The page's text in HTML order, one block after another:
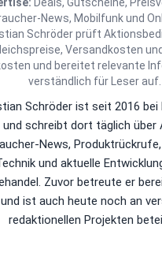
News, Mobilfunk und
Schröder prüft
Versandkosten
und bereitet relevante
verständlich für Leser auf.
Schröder ist seit 2016 bei
schreibt dort täglich über
News,
und aktuelle
Zuvor betreute er
ist auch heute noch an
redaktionellen Projekten